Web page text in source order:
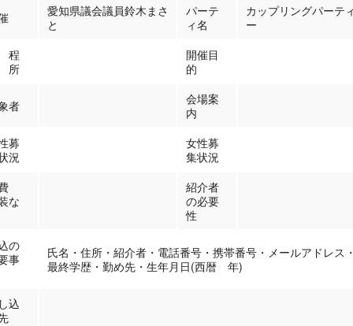
愛知県議会議員鈴木まさ
と
パーテ
ィ名
カップリングパーテ
ー
程
所
開催目
的
者
会場案
内
募
況
女性募
集状況
な
紹介者
の必要
性
の
事
氏名・住所・紹介者・電話番号・携帯番号・メールアドレス
最終学歴・勤め先・生年月日(西暦 年)
込